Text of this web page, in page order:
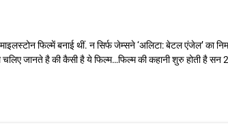
फिल्में बनाई थीं. न सिर्फ जेम्सने ‘अलिटा: बेटल एंजेल’ का
चलिए जानते है की कैसी है ये फिल्म…फिल्म की कहानी शुरु होती है सन